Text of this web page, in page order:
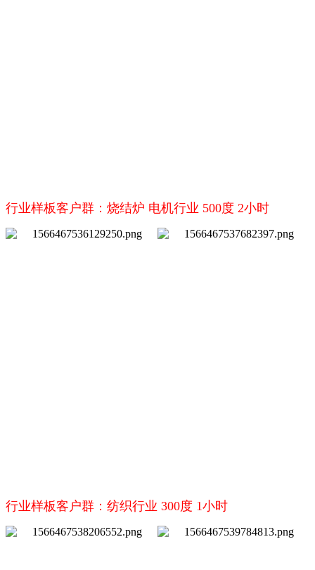
行业样板客户群：烧结炉 电机行业 500度 2小时
行业样板客户群：纺织行业 300度 1小时